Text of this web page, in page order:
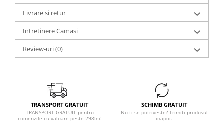
Livrare si retur
Intretinere Camasi
Review-uri(0)
TRANSPORT GRATUIT
TRANSPORT GRATUIT pentru
comenzile cu valoare peste 298lei!
SCHIMB GRATUIT
Nu ti se potriveste? Trimiti produsul
inapoi.